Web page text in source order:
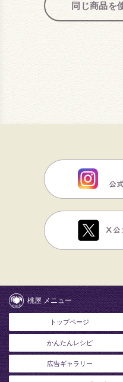
同じ商品を
桃屋 メニュー
トップページ
かんたんレシピ
広告ギャラリー